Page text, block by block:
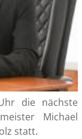
die nächste
Michael
statt.